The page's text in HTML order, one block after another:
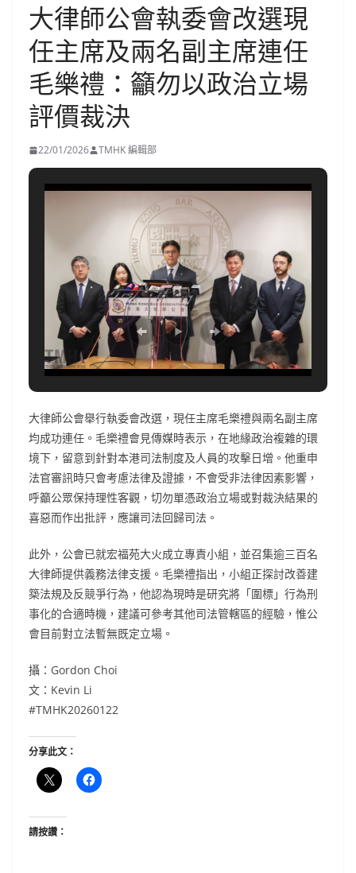
大律師公會執委會改選現
任主席及兩名副主席連任
毛樂禮：籲勿以政治立場
評價裁決
22/01/2026 TMHK 編輯部
大律師公會舉行執委會改選，現任主席毛樂禮與兩名副主席
均成功連任。毛樂禮會見傳媒時表示，在地緣政治複雜的環
境下，留意到針對本港司法制度及人員的攻擊日增。他重申
法官審訊時只會考慮法律及證據，不會受非法律因素影響，
呼籲公眾保持理性客觀，切勿單憑政治立場或對裁決結果的
喜惡而作出批評，應讓司法回歸司法。
此外，公會已就宏福苑大火成立專責小組，並召集逾三百名
大律師提供義務法律支援。毛樂禮指出，小組正探討改善建
築法規及反競爭行為，他認為現時是研究將「圍標」行為刑
事化的合適時機，建議可參考其他司法管轄區的經驗，惟公
會目前對立法暫無既定立場。
攝：Gordon Choi
文：Kevin Li
#TMHK20260122
分享此文：
請按讚：